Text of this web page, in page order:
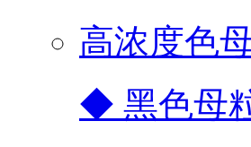
高浓度色
◆ 黑色母